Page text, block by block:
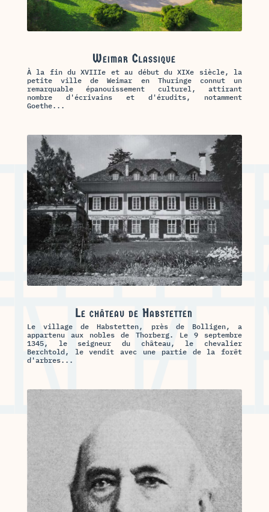
Weimar Classique
À la fin du XVIIIe et au début du XIXe siècle, la
petite ville de Weimar en Thuringe connut un
remarquable épanouissement culturel, attirant
nombre d'écrivains et d'érudits, notamment
Goethe...
Le château de Habstetten
Le village de Habstetten, près de Bolligen, a
appartenu aux nobles de Thorberg. Le 9 septembre
1345, le seigneur du château, le chevalier
Berchtold, le vendit avec une partie de la forêt
d'arbres...